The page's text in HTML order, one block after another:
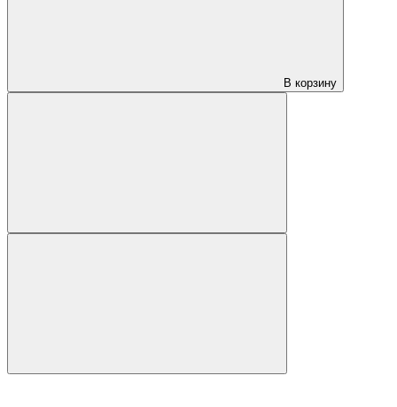
В корзину